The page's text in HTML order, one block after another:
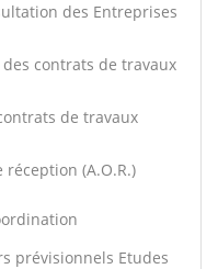
des Entreprises
contrats de travaux
de travaux
(A.O.R.)
prévisionnels Etudes